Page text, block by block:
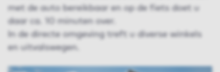
met de auto bereikbaar en op de fiets doet u
daar ca. 10 minuten over.
In de directe omgeving treft u diverse winkels
en uitvalswegen.